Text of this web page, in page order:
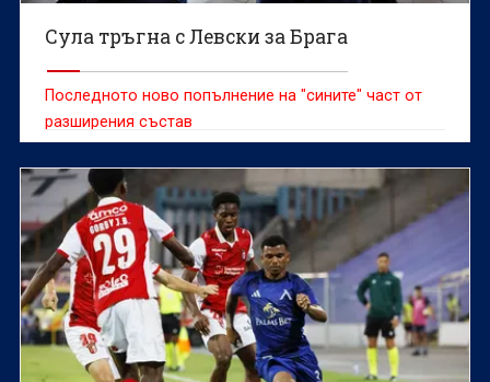
Сула тръгна с Левски за Брага
Последното ново попълнение на "сините" част от
разширения състав